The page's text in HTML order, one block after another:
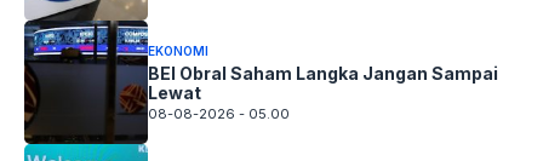
EKONOMI
BEI Obral Saham Langka Jangan Sampai
Lewat
08-08-2026 - 05.00